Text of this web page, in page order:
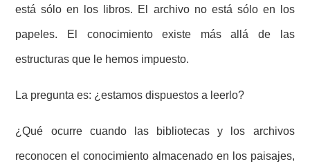
está sólo en los libros. El archivo no está sólo en los
papeles. El conocimiento existe más allá de las
estructuras que le hemos impuesto.
La pregunta es: ¿estamos dispuestos a leerlo?
¿Qué ocurre cuando las bibliotecas y los archivos
reconocen el conocimiento almacenado en los paisajes,